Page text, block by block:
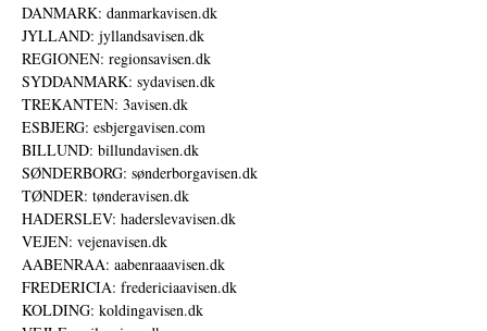
DANMARK: danmarkavisen.dk
JYLLAND: jyllandsavisen.dk
REGIONEN: regionsavisen.dk
SYDDANMARK: sydavisen.dk
TREKANTEN: 3avisen.dk
ESBJERG: esbjergavisen.com
BILLUND: billundavisen.dk
SØNDERBORG: sønderborgavisen.dk
TØNDER: tønderavisen.dk
HADERSLEV: haderslevavisen.dk
VEJEN: vejenavisen.dk
AABENRAA: aabenraaavisen.dk
FREDERICIA: fredericiaavisen.dk
KOLDING: koldingavisen.dk